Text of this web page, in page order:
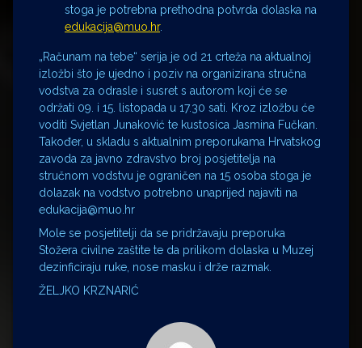
stoga je potrebna prethodna potvrda dolaska na
edukacija@muo.hr.
„Računam na tebe“ serija je od 21 crteža na aktualnoj
izložbi što je ujedno i poziv na organizirana stručna
vodstva za odrasle i susret s autorom koji će se
održati 09. i 15. listopada u 17.30 sati. Kroz izložbu će
voditi Svjetlan Junaković te kustosica Jasmina Fučkan.
Također, u skladu s aktualnim preporukama Hrvatskog
zavoda za javno zdravstvo broj posjetitelja na
stručnom vodstvu je ograničen na 15 osoba stoga je
dolazak na vodstvo potrebno unaprijed najaviti na
edukacija@muo.hr
Mole se posjetitelji da se pridržavaju preporuka
Stožera civilne zaštite te da prilikom dolaska u Muzej
dezinficiraju ruke, nose masku i drže razmak.
ŽELJKO KRZNARIĆ